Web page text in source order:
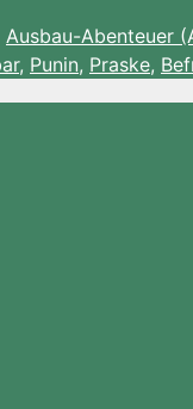
Ausbau-Abenteuer
, Punin, Praske,